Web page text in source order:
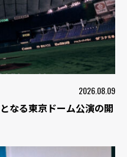
2026.08.09
なる東京ドーム公演の開